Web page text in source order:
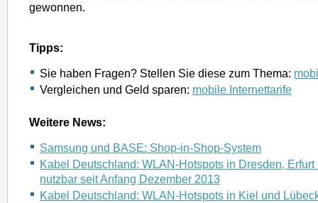
gewonnen.
Tipps:
Sie haben Fragen? Stellen Sie diese zum Thema:
Vergleichen und Geld sparen: mobile Internettarife
Weitere News:
Samsung und BASE: Shop-in-Shop-System
Kabel Deutschland: WLAN-Hotspots in Dresden, Erfurt
nutzbar seit Anfang Dezember 2013
Kabel Deutschland: WLAN-Hotspots in Kiel und